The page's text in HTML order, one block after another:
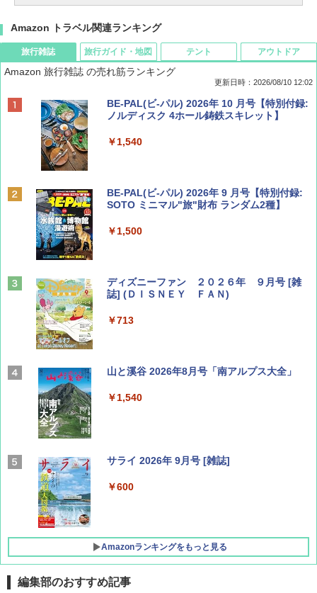
Amazon トラベル関連ランキング
旅行雑誌
Amazon 旅行雑誌 の売れ筋ランキング
更新日時：2026/08/10 12:02
BE-PAL(ビ-パル) 2026年 10 月号【特別付録:
ノルディスク 4ホール鋳鉄スキレット】
￥1,540
BE-PAL(ビ-パル) 2026年 9 月号【特別付録:
SOTO ミニマル"旅"財布 ランダム2種】
￥1,500
ディズニーファン ２０２６年 ９月号 [雑
誌] (ＤＩＳＮＥＹ ＦＡＮ)
￥713
山と溪谷 2026年8月号「南アルプス大全」
￥1,540
サライ 2026年 9月号 [雑誌]
￥600
Amazonランキングをもっと見る
旅行ガイド・地図 テント アウトドア
編集部のおすすめ記事